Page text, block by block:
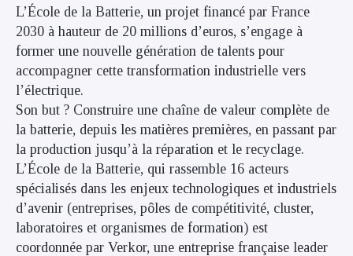
L’École de la Batterie, un projet financé par France
2030 à hauteur de 20 millions d’euros, s’engage à
former une nouvelle génération de talents pour
accompagner cette transformation industrielle vers
l’électrique.
Son but ? Construire une chaîne de valeur complète de
la batterie, depuis les matières premières, en passant par
la production jusqu’à la réparation et le recyclage.
L’École de la Batterie, qui rassemble 16 acteurs
spécialisés dans les enjeux technologiques et industriels
d’avenir (entreprises, pôles de compétitivité, cluster,
laboratoires et organismes de formation) est
coordonnée par Verkor, une entreprise française leader